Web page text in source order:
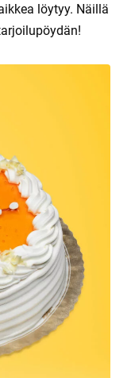
löytyy. Näillä